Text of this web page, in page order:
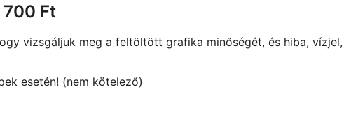
Ft
vizsgáljuk meg a feltöltött grafika minőségét, és hiba,
esetén! (nem kötelező)